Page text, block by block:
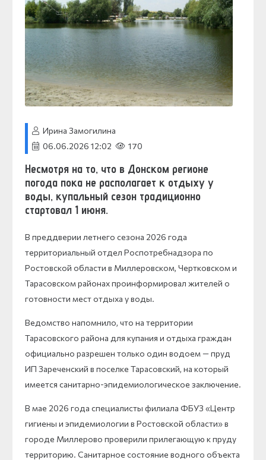
Ирина Замогилина
06.06.2026 12:02
170
Несмотря на то, что в Донском регионе
погода пока не располагает к отдыху у
воды, купальный сезон традиционно
стартовал 1 июня.
В преддверии летнего сезона 2026 года
территориальный отдел Роспотребнадзора по
Ростовской области в Миллеровском, Чертковском и
Тарасовском районах проинформировал жителей о
готовности мест отдыха у воды.
Ведомство напомнило, что на территории
Тарасовского района для купания и отдыха граждан
официально разрешен только один водоем — пруд
ИП Зареченский в поселке Тарасовский, на который
имеется санитарно-эпидемиологическое заключение.
В мае 2026 года специалисты филиала ФБУЗ «Центр
гигиены и эпидемиологии в Ростовской области» в
городе Миллерово проверили прилегающую к пруду
территорию. Санитарное состояние водного объекта